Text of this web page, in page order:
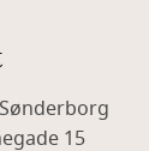
15